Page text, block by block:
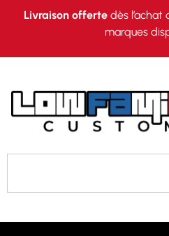
Livraison offertedès l’achat
marques